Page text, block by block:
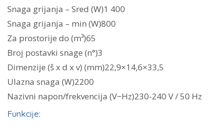
Snaga grijanja – Sred (W)1 400
Snaga grijanja – min (W)800
Za prostorije do (m³)65
Broj postavki snage (n°)3
Dimenzije (š x d x v) (mm)22,9×14,6×33,5
Ulazna snaga (W)2200
Nazivni napon/frekvencija (V~Hz)230-240 V / 50 Hz
Funkcije: